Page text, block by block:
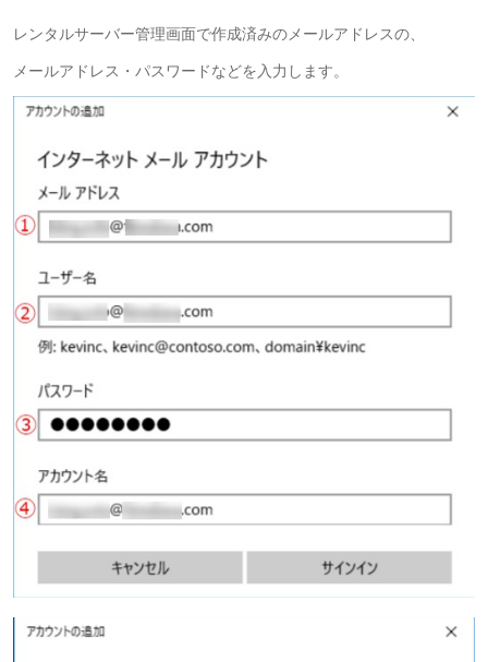
レンタルサーバー管理画面で作成済みのメールアドレスの、
メールアドレス・パスワードなどを入力します。